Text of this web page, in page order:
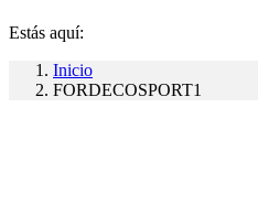
Estás aquí:
Inicio
FORDECOSPORT1